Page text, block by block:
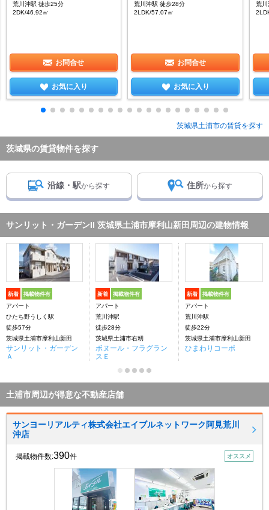
荒川沖駅 徒歩25分
2DK/46.92㎡
お問合せ
お気に入り
荒川沖駅 徒歩28分
2LDK/57.07㎡
お問合せ
お気に入り
荒
茨城県土浦市の賃貸を探す
茨城県の賃貸物件を探す
沿線・駅から探す 住所から探す
サンリット・ガーデンII 茨城県土浦市摩利山新田周辺の建物情報
新着 掲載物件有
アパート
ひたち野うしく駅
徒歩57分
茨城県土浦市摩利山新田
サンリット・ガーデン
Ａ
新着 掲載物件有
アパート
荒川沖駅
徒歩28分
茨城県土浦市右籾
ボヌール・フラグラン
スＥ
新着 掲載物件有
アパート
荒川沖駅
徒歩22分
茨城県土浦市摩利山新田
ひまわりコーポ
土浦市周辺が得意な不動産店舗
サンヨーリアルティ株式会社エイブルネットワーク阿見荒川
沖店
掲載物件数:390件 オススメ